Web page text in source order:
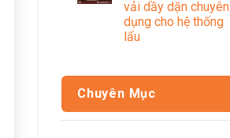
vải dầy dặn chuyên
dụng cho hệ thống
lẩu
Chuyên Mục